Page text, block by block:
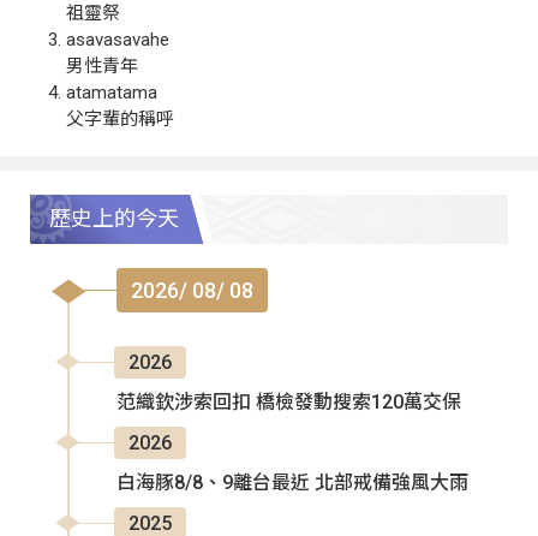
祖靈祭
asavasavahe
男性青年
atamatama
父字輩的稱呼
歷史上的今天
2026/ 08/ 08
2026
范織欽涉索回扣 橋檢發動搜索120萬交保
2026
白海豚8/8、9離台最近 北部戒備強風大雨
2025